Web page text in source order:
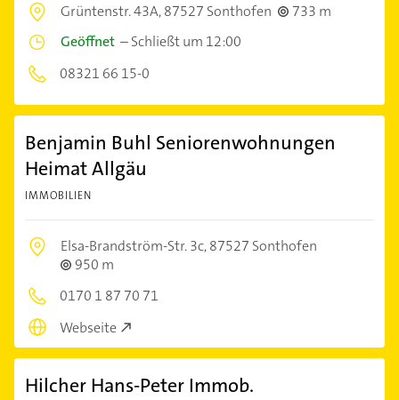
Grüntenstr. 43A,87527 Sonthofen
733 m
Geöffnet –Schließt um 12:00
08321 66 15-0
Benjamin Buhl Seniorenwohnungen
Heimat Allgäu
IMMOBILIEN
Elsa-Brandström-Str. 3c,87527 Sonthofen
950 m
0170 1 87 70 71
Webseite
Hilcher Hans-Peter Immob.